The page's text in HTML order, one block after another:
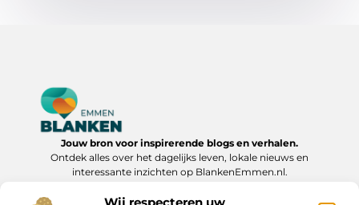
Wij respecteren uw
Jouw bron voor inspirerende blogs en verhalen.
Ontdek alles over het dagelijks leven, lokale nieuws en
interessante inzichten op BlankenEmmen.nl.